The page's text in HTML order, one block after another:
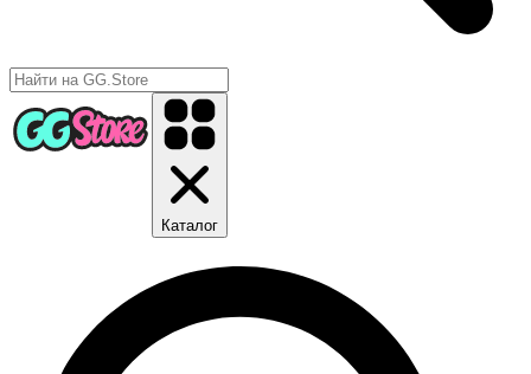
Каталог